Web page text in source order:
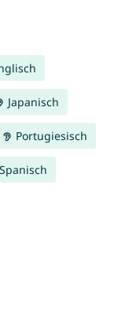
Japanisch
Portugiesisch
Spanisch